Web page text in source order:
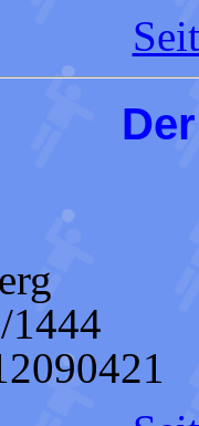
1444